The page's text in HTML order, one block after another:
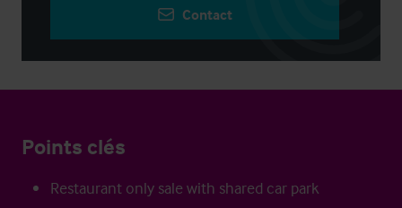
Contact
Points clés
Restaurant only sale with shared car park